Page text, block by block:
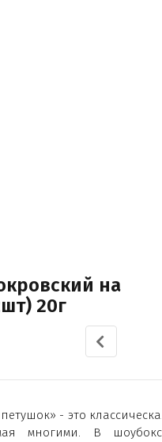
на
20г
- это
многими. В